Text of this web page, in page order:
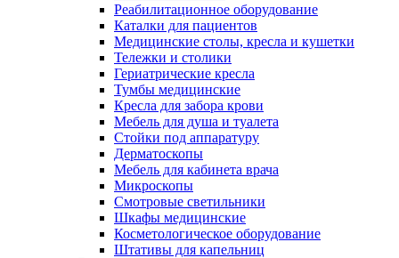
Реабилитационное оборудование
Каталки для пациентов
Медицинские столы, кресла и кушетки
Тележки и столики
Гериатрические кресла
Тумбы медицинские
Кресла для забора крови
Мебель для душа и туалета
Стойки под аппаратуру
Дерматоскопы
Мебель для кабинета врача
Микроскопы
Смотровые светильники
Шкафы медицинские
Косметологическое оборудование
Штативы для капельниц